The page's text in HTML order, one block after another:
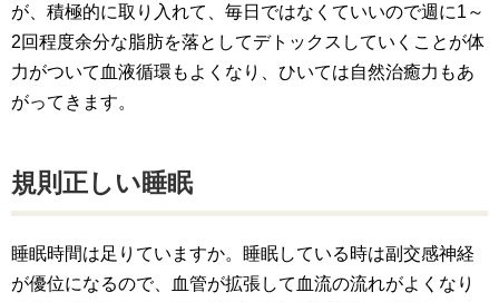
が、積極的に取り入れて、毎日ではなくていいので週に1～
2回程度余分な脂肪を落としてデトックスしていくことが体
力がついて血液循環もよくなり、ひいては自然治癒力もあ
がってきます。
規則正しい睡眠
睡眠時間は足りていますか。睡眠している時は副交感神経
が優位になるので、血管が拡張して血流の流れがよくなり